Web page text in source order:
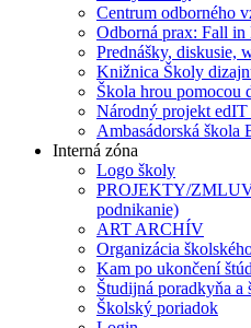
Centrum odborného
Odborná prax: Fall
Prednášky, diskusie,
Knižnica Školy
Škola hrou pomocou
Národný projekt
Ambasádorská škola
Interná zóna
Logo školy
PROJEKTY/
podnikanie)
ART ARCHÍV
Organizácia
Kam po ukončení
Študijná poradkyňa a
Školský poriadok